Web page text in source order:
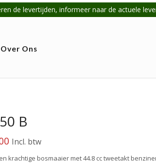
de levertijden, informeer naar de actuele
Over Ons
B
Incl. btw
krachtige bosmaaier met 44.8 cc tweetakt